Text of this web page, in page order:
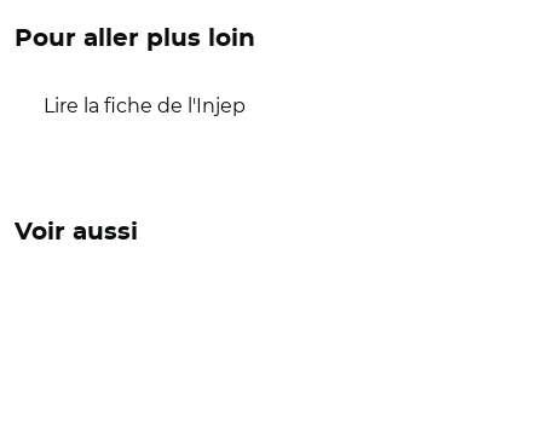
Pour aller plus loin
Lire la fiche de l'Injep
Voir aussi